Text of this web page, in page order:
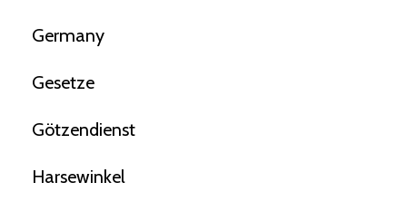
Germany
Gesetze
Götzendienst
Harsewinkel